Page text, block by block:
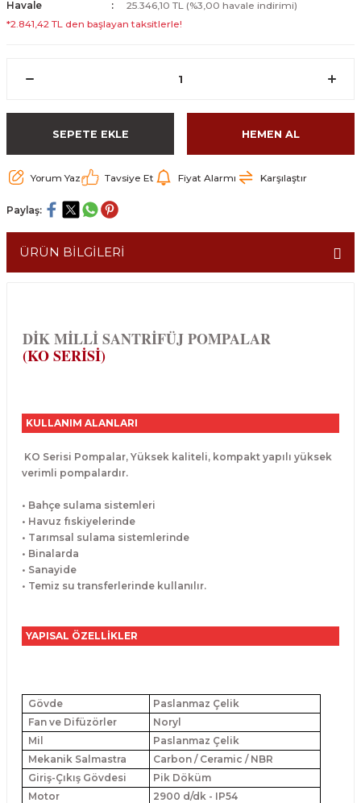
Havale
25.346,10 TL (%3,00 havale indirimi)
*2.841,42 TL den başlayan taksitlerle!
SEPETE EKLE HEMEN AL
Yorum Yaz Tavsiye Et Fiyat Alarmı Karşılaştır
Paylaş:
ÜRÜN BİLGİLERİ
DİK MİLLİ SANTRİFÜJ POMPALAR
(KO SERİSİ)
KULLANIM ALANLARI
KO Serisi Pompalar, Yüksek kaliteli, kompakt yapılı yüksek
verimli pompalardır.
• Bahçe sulama sistemleri
• Havuz fıskiyelerinde
• Tarımsal sulama sistemlerinde
• Binalarda
• Sanayide
• Temiz su transferlerinde kullanılır.
YAPISAL ÖZELLİKLER
Gövde
Paslanmaz Çelik
Fan ve Difüzörler
Noryl
Mil
Paslanmaz Çelik
Mekanik Salmastra
Carbon / Ceramic / NBR
Giriş-Çıkış Gövdesi
Pik Döküm
Motor
2900 d/dk - IP54